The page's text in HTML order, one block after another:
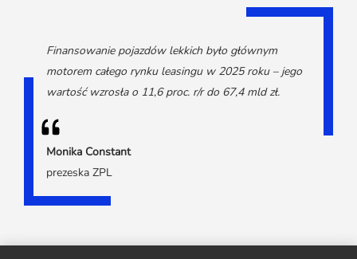
Finansowanie pojazdów lekkich było głównym
motorem całego rynku leasingu w 2025 roku – jego
wartość wzrosła o 11,6 proc. r/r do 67,4 mld zł.
Monika Constant
prezeska ZPL